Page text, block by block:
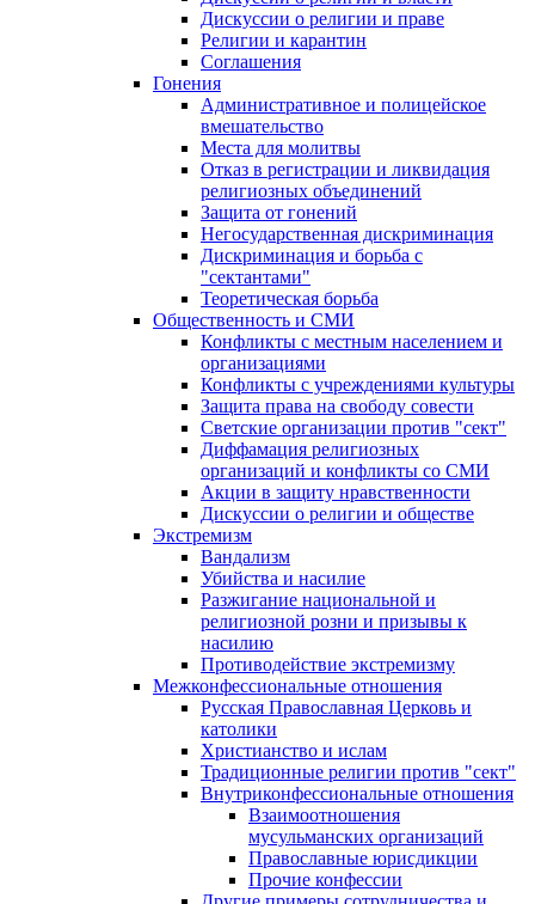
Дискуссии о религии и праве
Религии и карантин
Соглашения
Гонения
Административное и полицейское
вмешательство
Места для молитвы
Отказ в регистрации и ликвидация
религиозных объединений
Защита от гонений
Негосударственная дискриминация
Дискриминация и борьба с
"сектантами"
Теоретическая борьба
Общественность и СМИ
Конфликты с местным населением и
организациями
Конфликты с учреждениями культуры
Защита права на свободу совести
Светские организации против "сект"
Диффамация религиозных
организаций и конфликты со СМИ
Акции в защиту нравственности
Дискуссии о религии и обществе
Экстремизм
Вандализм
Убийства и насилие
Разжигание национальной и
религиозной розни и призывы к
насилию
Противодействие экстремизму
Межконфессиональные отношения
Русская Православная Церковь и
католики
Христианство и ислам
Традиционные религии против "сект"
Внутриконфессиональные отношения
Взаимоотношения
мусульманских организаций
Православные юрисдикции
Прочие конфессии